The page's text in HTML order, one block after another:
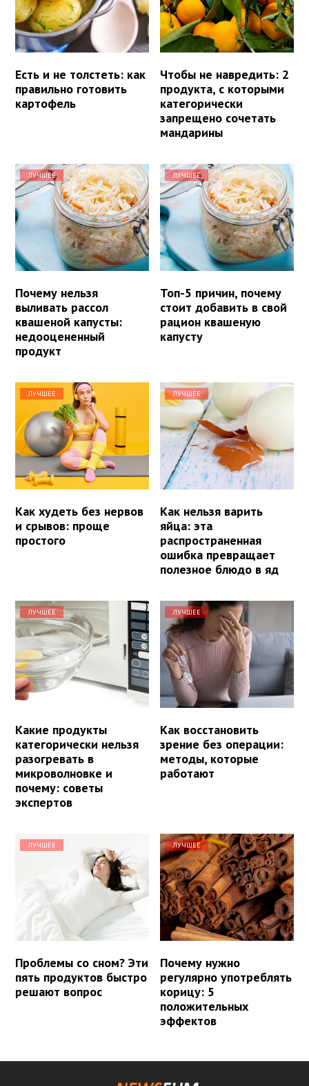
Есть и не толстеть: как
правильно готовить
картофель
Чтобы не навредить: 2
продукта, с которыми
категорически
запрещено сочетать
мандарины
ЛУЧШЕЕ
Почему нельзя
выливать рассол
квашеной капусты:
недооцененный
продукт
ЛУЧШЕЕ
Топ-5 причин, почему
стоит добавить в свой
рацион квашеную
капусту
ЛУЧШЕЕ
Как худеть без нервов
и срывов: проще
простого
ЛУЧШЕЕ
Как нельзя варить
яйца: эта
распространенная
ошибка превращает
полезное блюдо в яд
ЛУЧШЕЕ
Какие продукты
категорически нельзя
разогревать в
микроволновке и
почему: советы
экспертов
ЛУЧШЕЕ
Как восстановить
зрение без операции:
методы, которые
работают
ЛУЧШЕЕ
Проблемы со сном? Эти
пять продуктов быстро
решают вопрос
ЛУЧШЕЕ
Почему нужно
регулярно употреблять
корицу: 5
положительных
эффектов